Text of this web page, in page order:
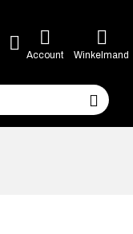
Account Winkelmand